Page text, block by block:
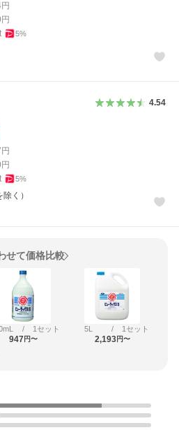
円
円
5%
4.54
円
円
5%
く）
せて価格比較
/ 1セット
947円〜
5L / 1セット
2,193円〜